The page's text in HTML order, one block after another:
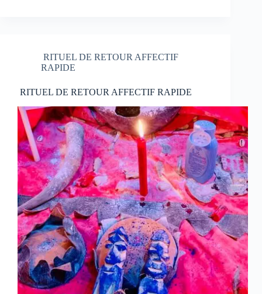
RITUEL DE RETOUR AFFECTIF
RAPIDE
RITUEL DE RETOUR AFFECTIF RAPIDE